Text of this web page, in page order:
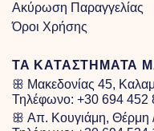
Ακύρωση Παραγγελίας
Όροι Χρήσης
ΤΑ ΚΑΤΑΣΤΗΜΑΤΑ
ꕥ Μακεδονίας 45,
Τηλέφωνο: +30 694 452
ꕥ Απ. Κουγιάμη, Θέρμη